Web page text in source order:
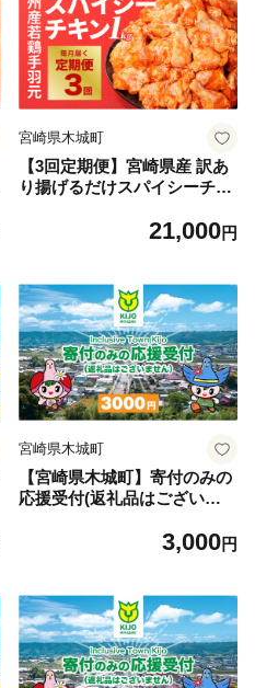
宮崎県木城町
【3回定期便】宮崎県産 訳あ
り揚げるだけスパイシーチキ
21,000円
宮崎県木城町
【宮崎県木城町】寄付のみの
応援受付(返礼品はございま
3,000円